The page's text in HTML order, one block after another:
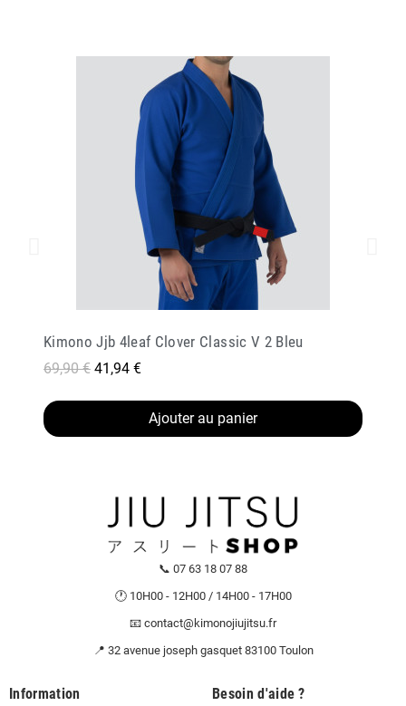
Kimono Jjb 4leaf Clover Classic V 2 Bleu
69,90 € 41,94 €
Ajouter au panier
📞 07 63 18 07 88
🕐 10H00 - 12H00 / 14H00 - 17H00
📧 contact@kimonojiujitsu.fr
📍 32 avenue joseph gasquet 83100 Toulon
Information Besoin d'aide ?